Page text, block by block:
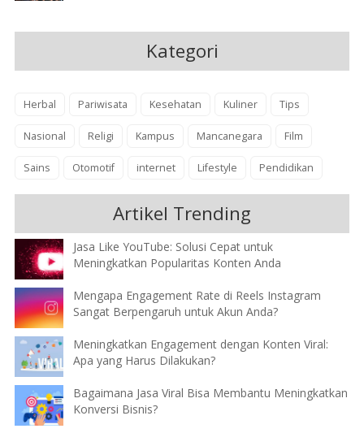
Kategori
Herbal Pariwisata Kesehatan Kuliner Tips
Nasional Religi Kampus Mancanegara Film
Sains Otomotif internet Lifestyle Pendidikan
Artikel Trending
Jasa Like YouTube: Solusi Cepat untuk
Meningkatkan Popularitas Konten Anda
Mengapa Engagement Rate di Reels Instagram
Sangat Berpengaruh untuk Akun Anda?
Meningkatkan Engagement dengan Konten Viral:
Apa yang Harus Dilakukan?
Bagaimana Jasa Viral Bisa Membantu Meningkatkan
Konversi Bisnis?